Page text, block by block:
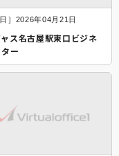
日］2026年04月21日
ス名古屋駅東口ビジネ
ー